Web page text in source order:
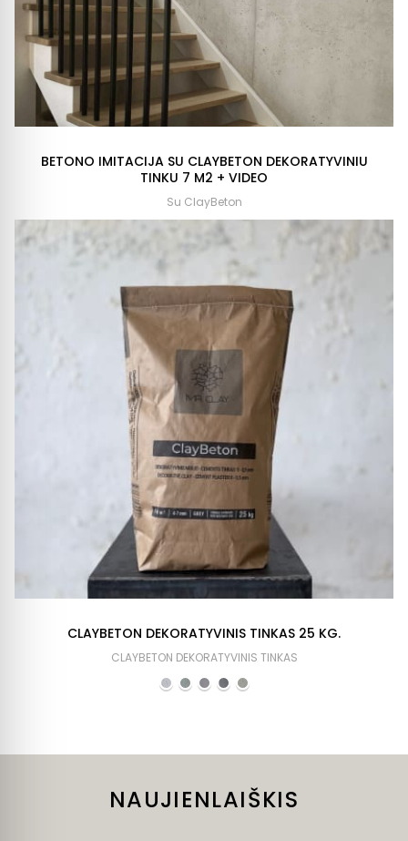
BETONO IMITACIJA SU CLAYBETON DEKORATYVINIU
TINKU 7 M2 + VIDEO
Su ClayBeton
CLAYBETON DEKORATYVINIS TINKAS 25 KG.
CLAYBETON DEKORATYVINIS TINKAS
NAUJIENLAIŠKIS